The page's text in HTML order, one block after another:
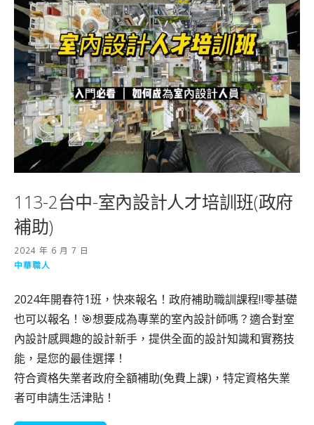
113-2台中-室內設計人才培訓班(政府
補助)
2024 年 6 月 7 日
中華職人
2024年開春符1班，快來報名！政府補助職訓課程‼️零基礎
也可以報名！🎯想要成為專業的室內設計師嗎？適合對室
內設計感興趣的設計新手，提供全面的設計知識和實務技
能，是您的最佳選擇！
符合資格失業者政府全額補助(免費上課)，特定資格失業
者可申請生活津貼！